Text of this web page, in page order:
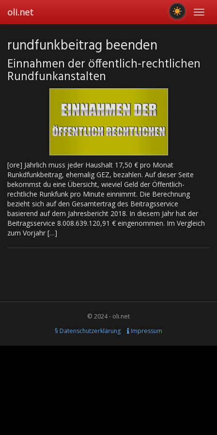
main
oli.net
rundfunkbeitrag beenden
Einnahmen der öffentlich-rechtlichen
Rundfunkanstalten
[ore] Jährlich muss jeder Haushalt 17,50 € pro Monat
Runkdfunkbeitrag, ehemalig GEZ, bezahlen. Auf dieser Seite
bekommst du eine Übersicht, wieviel Geld der Öffentlich-
rechtliche Runkfunk pro Minute einnimmt. Die Berechnung
bezieht sich auf den Gesamtertrag des Beitragsservice
basierend auf dem Jahresbericht 2018. In diesem Jahr hat der
Beitragsservice 8.008.639.120,91 € eingenommen. Im Vergleich
zum Vorjahr […]
© 2024 - oli.net
§ Datenschutzerklärung
Impressum